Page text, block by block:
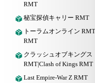
RMT
秘宝探偵キャリー RMT
トーラムオンライン
RMT
クラッシュオブキングス
RMT|Clash of Kings RMT
Last Empire-War Z RMT